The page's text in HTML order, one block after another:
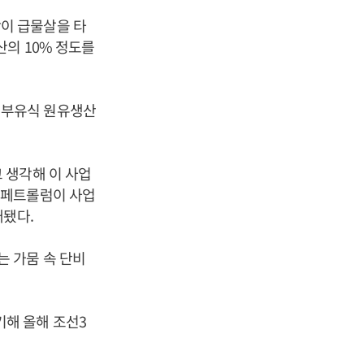
급물살을 타
의 10% 정도를
유식 원유생산
각해 이 사업
트롤럼이 사업
다.
가뭄 속 단비
해 올해 조선3